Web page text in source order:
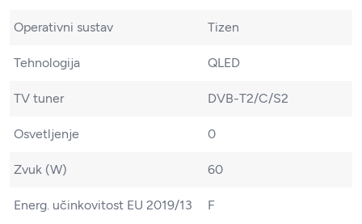
Operativni sustav Tizen
Tehnologija QLED
TV tuner DVB-T2/C/S2
Osvetljenje 0
Zvuk (W) 60
Energ. učinkovitost EU 2019/13 F